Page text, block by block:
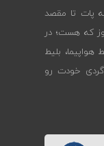
پات تا مقصد
که هست؛ در
بلیط
خودت رو